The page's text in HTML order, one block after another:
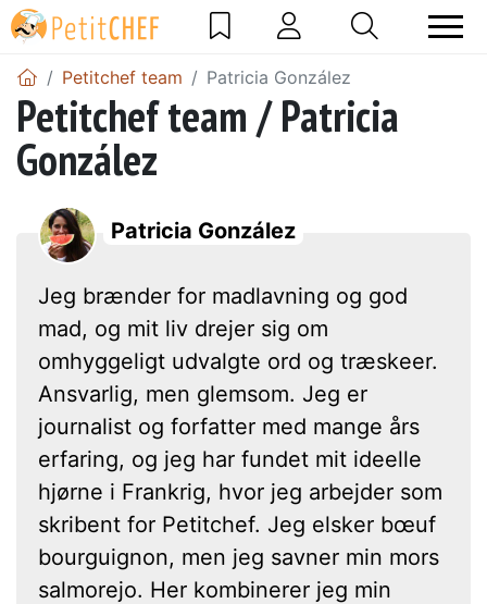
Petitchef team Patricia González
Petitchef team / Patricia
González
Patricia González
Jeg brænder for madlavning og god
mad, og mit liv drejer sig om
omhyggeligt udvalgte ord og træskeer.
Ansvarlig, men glemsom. Jeg er
journalist og forfatter med mange års
erfaring, og jeg har fundet mit ideelle
hjørne i Frankrig, hvor jeg arbejder som
skribent for Petitchef. Jeg elsker bœuf
bourguignon, men jeg savner min mors
salmorejo. Her kombinerer jeg min